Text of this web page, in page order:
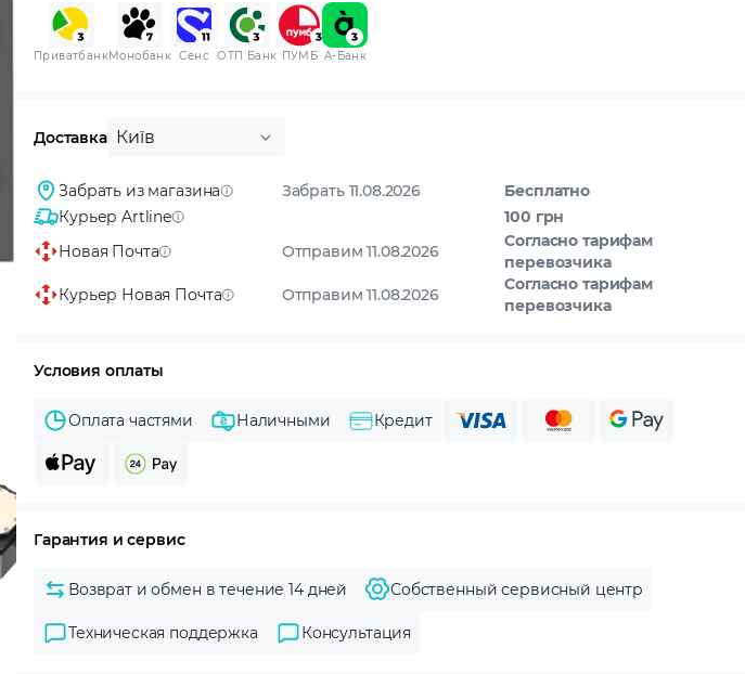
ПриватбанкМонобанк Сенс ОТП Банк ПУМБ A-Банк
Доставка Київ
Забрать из магазина Забрать 11.08.2026
Бесплатно
Курьер Artline
100 грн
Новая Почта
Отправим 11.08.2026
Согласно тарифам
перевозчика
Курьер Новая Почта
Отправим 11.08.2026
Согласно тарифам
перевозчика
Условия оплаты
Оплата частями Наличными Кредит
Гарантия и сервис
Возврат и обмен в течение 14 дней Собственный сервисный центр
Техническая поддержка Консультация